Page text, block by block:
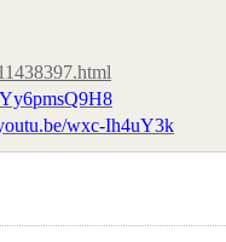
wxc-Ih4uY3k